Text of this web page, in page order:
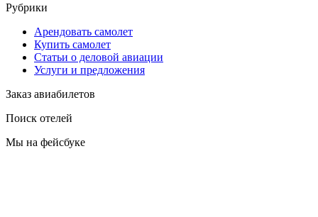
Рубрики
Арендовать самолет
Купить самолет
Статьи о деловой авиации
Услуги и предложения
Заказ авиабилетов
Поиск отелей
Мы на фейсбуке